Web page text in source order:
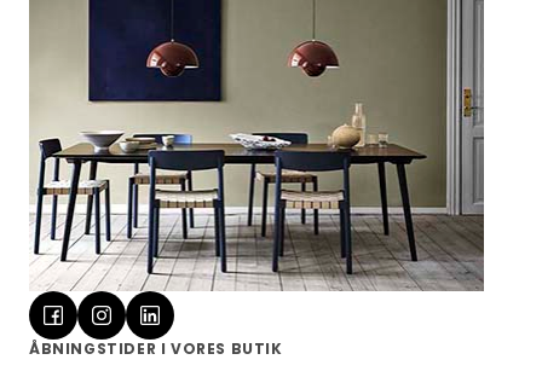
ÅBNINGSTIDER I VORES BUTIK